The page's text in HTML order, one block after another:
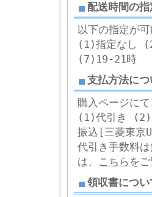
配送時間の指
以下の指定が
(1)指定なし
(7)19-21時
支払方法につ
購入ページに
(1)代引き (2)
振込[三菱東京
代引き手数料
は、 こちら をご
領収書につい